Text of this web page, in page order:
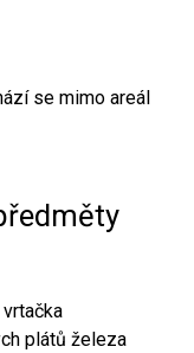
se mimo areál
plátů železa